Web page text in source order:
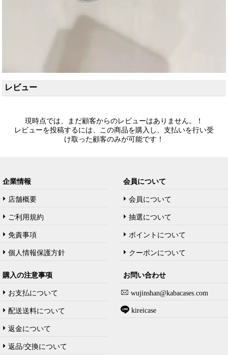
レビュー
現時点では、まだ顧客からのレビューはありません。！
レビューを投稿するには、この商品を購入し、支払いを行い受
け取った顧客のみが可能です！
企業情報
店舗概要
ご利用規約
免責事項
個人情報保護方針
会員について
会員について
抽選について
ポイントについて
クーポンについて
購入の注意事项
お支払について
配送送料について
返金について
返品/交換について
お問い合わせ
wujinshan@kabacases.com
kireicase